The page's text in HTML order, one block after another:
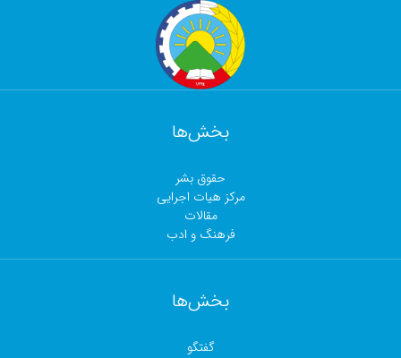
بخش‌ها
حقوق بشر
مرکز هیات اجرایی
مقالات
فرهنگ و ادب
بخش‌ها
گفتگو